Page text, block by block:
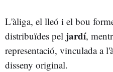
L'àliga, el lleó i el bou
distribuïdes pel jardí,
representació, vinculada a
disseny original.